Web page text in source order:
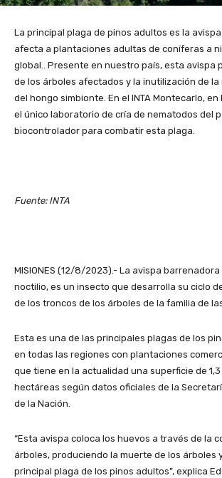
La principal plaga de pinos adultos es la
afecta a plantaciones adultas de coníferas a
global.. Presente en nuestro país, esta avispa
de los árboles afectados y la inutilización de la
del hongo simbionte. En el INTA Montecarlo,
el único laboratorio de cría de nematodos del
biocontrolador para combatir esta plaga.
Fuente: INTA
MISIONES (12/8/2023).- La avispa
noctilio, es un insecto que desarrolla su ciclo
de los troncos de los árboles de la familia de
Esta es una de las principales plagas de los
en todas las regiones con plantaciones
que tiene en la actualidad una superficie de
hectáreas según datos oficiales de la
de la Nación.
“Esta avispa coloca los huevos a través de la
árboles, produciendo la muerte de los árboles
principal plaga de los pinos adultos”, explica